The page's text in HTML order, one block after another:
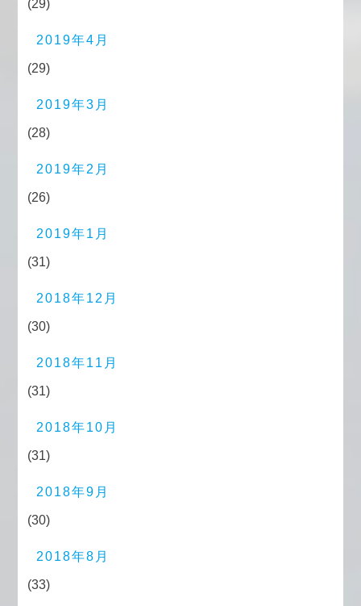
(29)
2019年4月
(29)
2019年3月
(28)
2019年2月
(26)
2019年1月
(31)
2018年12月
(30)
2018年11月
(31)
2018年10月
(31)
2018年9月
(30)
2018年8月
(33)